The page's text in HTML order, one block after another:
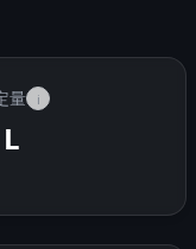
量 i
L